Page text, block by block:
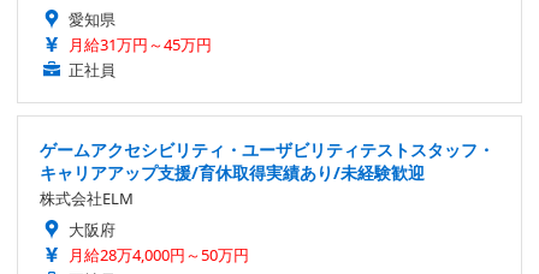
愛知県
月給31万円～45万円
正社員
ゲームアクセシビリティ・ユーザビリティテストスタッフ・
キャリアアップ支援/育休取得実績あり/未経験歓迎
株式会社ELM
大阪府
月給28万4,000円～50万円